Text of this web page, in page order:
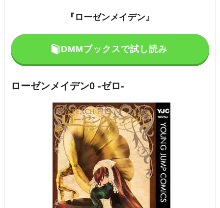
『ローゼンメイデン』
DMMブックスで試し読み
ローゼンメイデン0 -ゼロ-